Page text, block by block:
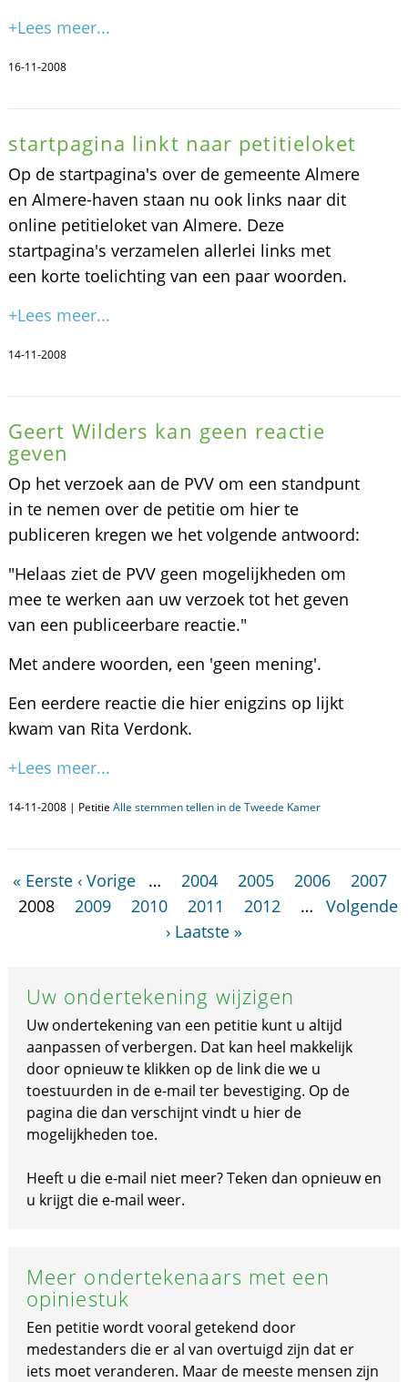
+Lees meer...
16-11-2008
startpagina linkt naar petitieloket
Op de startpagina's over de gemeente Almere
en Almere-haven staan nu ook links naar dit
online petitieloket van Almere. Deze
startpagina's verzamelen allerlei links met
een korte toelichting van een paar woorden.
+Lees meer...
14-11-2008
Geert Wilders kan geen reactie
geven
Op het verzoek aan de PVV om een standpunt
in te nemen over de petitie om hier te
publiceren kregen we het volgende antwoord:
"Helaas ziet de PVV geen mogelijkheden om
mee te werken aan uw verzoek tot het geven
van een publiceerbare reactie."
Met andere woorden, een 'geen mening'.
Een eerdere reactie die hier enigzins op lijkt
kwam van Rita Verdonk.
+Lees meer...
14-11-2008 | Petitie Alle stemmen tellen in de Tweede Kamer
« Eerste ‹ Vorige … 2004 2005 2006
2007
2008
2009 2010 2011 2012 …
Volgende
› Laatste »
Uw ondertekening wijzigen
Uw ondertekening van een petitie kunt u altijd
aanpassen of verbergen. Dat kan heel makkelijk
door opnieuw te klikken op de link die we u
toestuurden in de e-mail ter bevestiging. Op de
pagina die dan verschijnt vindt u hier de
mogelijkheden toe.
Heeft u die e-mail niet meer? Teken dan opnieuw en
u krijgt die e-mail weer.
Meer ondertekenaars met een
opiniestuk
Een petitie wordt vooral getekend door
medestanders die er al van overtuigd zijn dat er
iets moet veranderen. Maar de meeste mensen zijn